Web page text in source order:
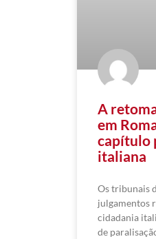
A
em
capítulo
italiana
Os tribunais
julgamentos
cidadania
de